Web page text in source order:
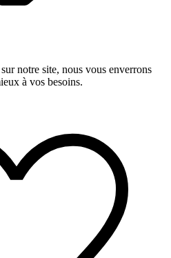
notre site, nous vous enverrons
à vos besoins.